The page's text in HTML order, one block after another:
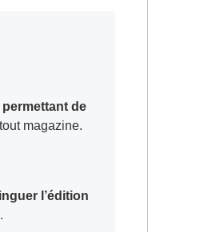
de
magazine.
l’édition